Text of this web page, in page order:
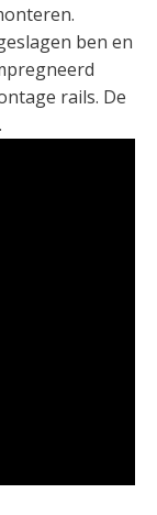
ben en
rails. De
.